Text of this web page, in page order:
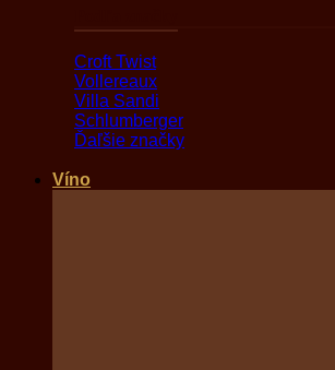
Croft Twist
Vollereaux
Villa Sandi
Schlumberger
Ďaľšie značky
Víno